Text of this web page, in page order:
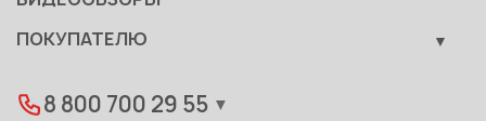
8 800 700 29 55 ▼
Качество
Развитие
ПОКУПАТЕЛЮ
Дилеры